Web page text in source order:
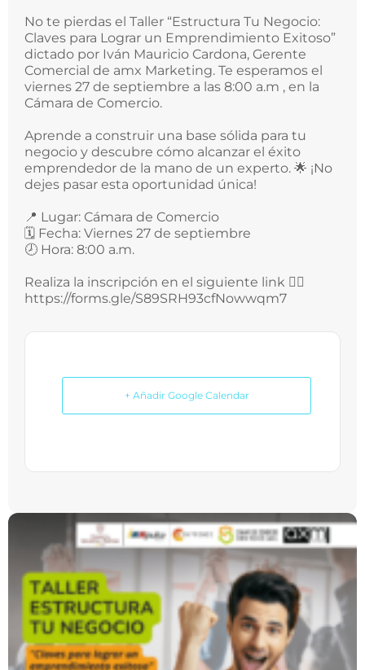
No te pierdas el Taller “Estructura Tu Negocio:
Claves para Lograr un Emprendimiento Exitoso”
dictado por Iván Mauricio Cardona, Gerente
Comercial de amx Marketing. Te esperamos el
viernes 27 de septiembre a las 8:00 a.m , en la
Cámara de Comercio.
Aprende a construir una base sólida para tu
negocio y descubre cómo alcanzar el éxito
emprendedor de la mano de un experto. 🌟 ¡No
dejes pasar esta oportunidad única!
📍 Lugar: Cámara de Comercio
🗓️ Fecha: Viernes 27 de septiembre
🕗 Hora: 8:00 a.m.
Realiza la inscripción en el siguiente link 👉🏻
https://forms.gle/S89SRH93cfNowwqm7
+ Añadir Google Calendar